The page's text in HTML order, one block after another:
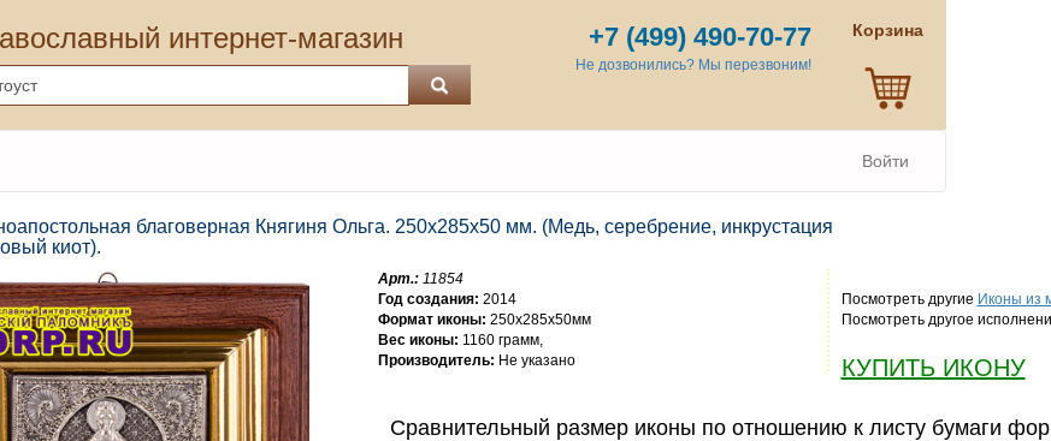
интернет-магазин +7 (499) 490-70-77
Не дозвонились? Мы перезвоним!
Корзина
Войти
благоверная Княгиня Ольга. 250х285х50 мм. (Медь, серебрение, инкрустация
киот).
Арт.:11854
Год создания: 2014
Формат иконы: 250x285x50мм
Вес иконы: 1160 грамм,
Производитель: Не указано
Посмотреть другие Иконы из
Посмотреть другое
КУПИТЬ ИКОНУ
Сравнительный размер иконы по отношению к листу бумаги